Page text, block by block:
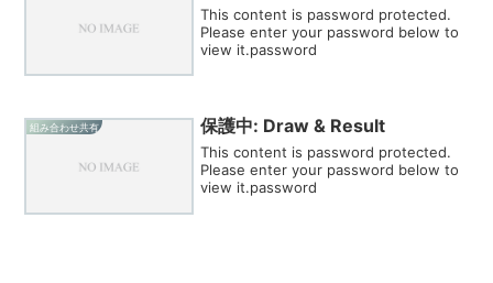
This content is password protected.
Please enter your password below to
view it.password
組み合わせ共有 保護中: Draw & Result
This content is password protected.
Please enter your password below to
view it.password